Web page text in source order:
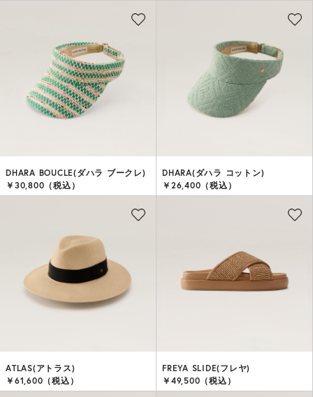
DHARA BOUCLE(ダハラ ブークレ)
￥30,800（税込）
DHARA(ダハラ コットン)
￥26,400（税込）
ATLAS(アトラス)
￥61,600（税込）
FREYA SLIDE(フレヤ)
￥49,500（税込）